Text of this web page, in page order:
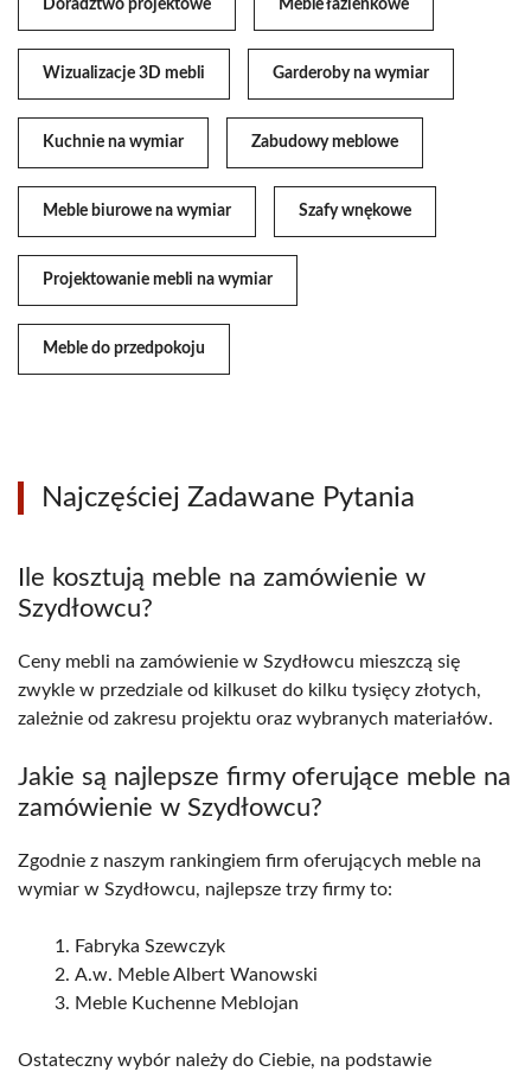
Doradztwo projektowe Meble łazienkowe
Wizualizacje 3D mebli Garderoby na wymiar
Kuchnie na wymiar Zabudowy meblowe
Meble biurowe na wymiar Szafy wnękowe
Projektowanie mebli na wymiar
Meble do przedpokoju
Najczęściej Zadawane Pytania
Ile kosztują meble na zamówienie w
Szydłowcu?
Ceny mebli na zamówienie w Szydłowcu mieszczą się
zwykle w przedziale od kilkuset do kilku tysięcy złotych,
zależnie od zakresu projektu oraz wybranych materiałów.
Jakie są najlepsze firmy oferujące meble na
zamówienie w Szydłowcu?
Zgodnie z naszym rankingiem firm oferujących meble na
wymiar w Szydłowcu, najlepsze trzy firmy to:
Fabryka Szewczyk
A.w. Meble Albert Wanowski
Meble Kuchenne Meblojan
Ostateczny wybór należy do Ciebie, na podstawie